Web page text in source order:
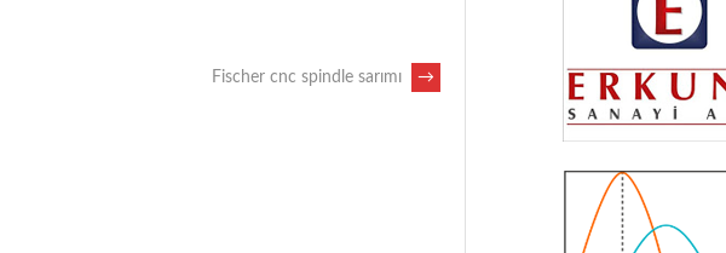
Fischer cnc spindle sarımı →